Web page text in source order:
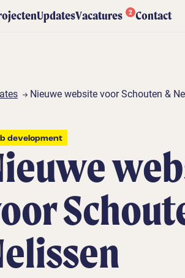
UpdatesVacatures 2 Contact
Nieuwe website voor Schouten &
development